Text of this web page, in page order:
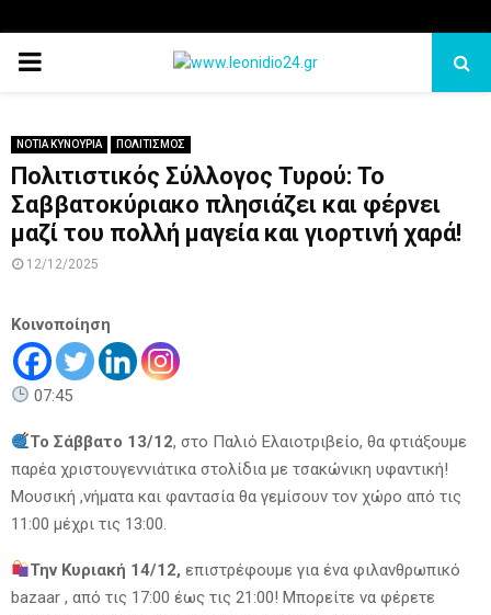
PRIMARY
ΝΟΤΙΑ ΚΥΝΟΥΡΙΑ ΠΟΛΙΤΙΣΜΟΣ
Πολιτιστικός Σύλλογος Τυρού: Το
Σαββατοκύριακο πλησιάζει και φέρνει
μαζί του πολλή μαγεία και γιορτινή χαρά!
12/12/2025
Κοινοποίηση
07:45
Το Σάββατο 13/12, στο Παλιό Ελαιοτριβείο, θα φτιάξουμε
παρέα χριστουγεννιάτικα στολίδια με τσακώνικη υφαντική!
Μουσική ,νήματα και φαντασία θα γεμίσουν τον χώρο από τις
11:00 μέχρι τις 13:00.
Την Κυριακή 14/12,επιστρέφουμε για ένα φιλανθρωπικό
bazaar , από τις 17:00 έως τις 21:00! Μπορείτε να φέρετε